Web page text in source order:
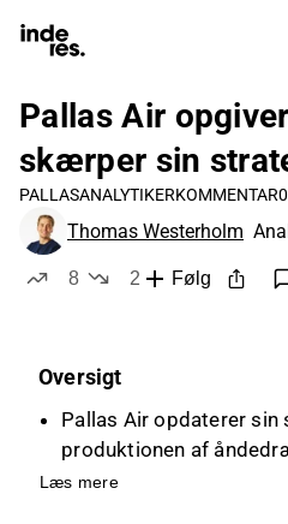
Pallas Air
skærper sin
PALLASANALYTIKERKOMMENTAR
Thomas Westerholm
8
2
Følg
Oversigt
Pallas Air opdaterer
produktionen af
halvdel af 2026 og
Læs mere